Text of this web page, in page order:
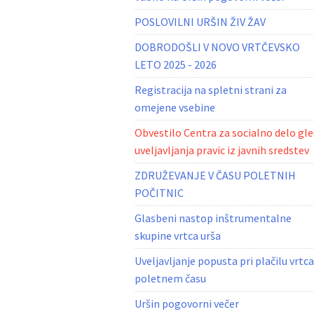
POSLOVILNI URŠIN ŽIV ŽAV
DOBRODOŠLI V NOVO VRTČEVSKO
LETO 2025 - 2026
Registracija na spletni strani za
omejene vsebine
Obvestilo Centra za socialno delo
uveljavljanja pravic iz javnih sredstev
ZDRUŽEVANJE V ČASU POLETNIH
POČITNIC
Glasbeni nastop inštrumentalne
skupine vrtca urša
Uveljavljanje popusta pri plačilu
poletnem času
Uršin pogovorni večer